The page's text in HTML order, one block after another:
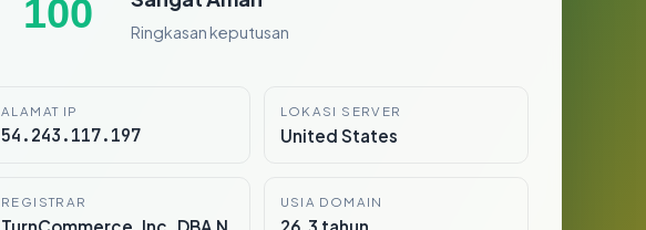
100 Ringkasan keputusan
ALAMAT IP
54.243.117.197
LOKASI SERVER
United States
REGISTRAR USIA DOMAIN